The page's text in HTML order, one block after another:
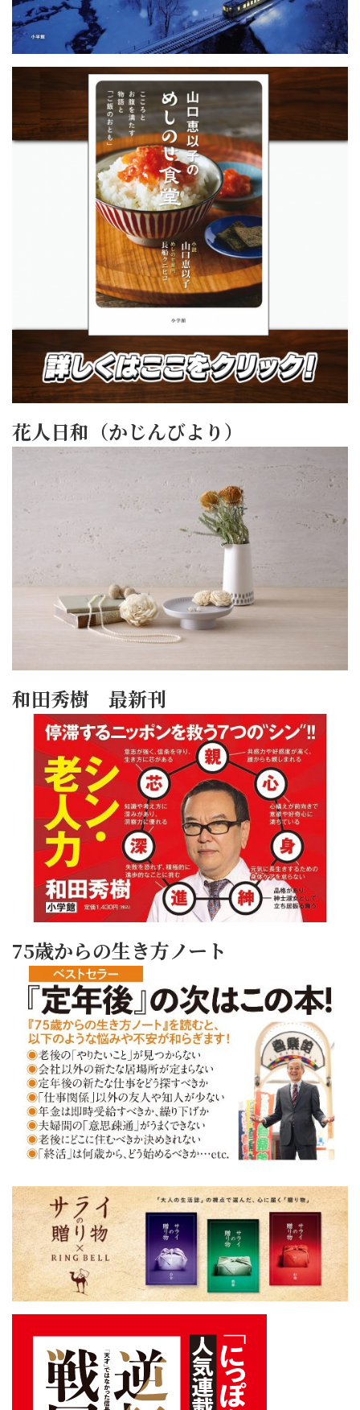
花人日和（かじんびより）
和田秀樹 最新刊
75歳からの生き方ノート